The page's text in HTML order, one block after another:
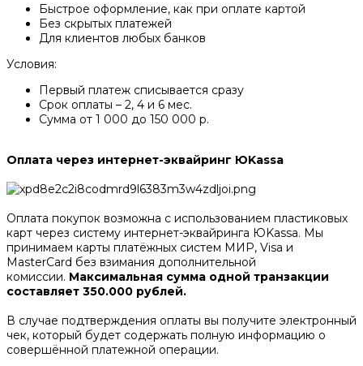
Быстрое оформление, как при оплате картой
Без скрытых платежей
Для клиентов любых банков
Условия:
Первый платеж списывается сразу
Срок оплаты – 2, 4 и 6 мес.
Сумма от 1 000 до 150 000 р.
Оплата через интернет-эквайринг ЮKassa
Оплата покупок возможна с использованием пластиковых
карт через систему интернет-эквайринга ЮKassa. Мы
принимаем карты платёжных систем МИР, Visa и
MasterCard без взимания дополнительной
комиссии. Максимальная сумма одной транзакции
составляет 350.000 рублей.
В случае подтверждения оплаты вы получите электронный
чек, который будет содержать полную информацию о
совершённой платежной операции.